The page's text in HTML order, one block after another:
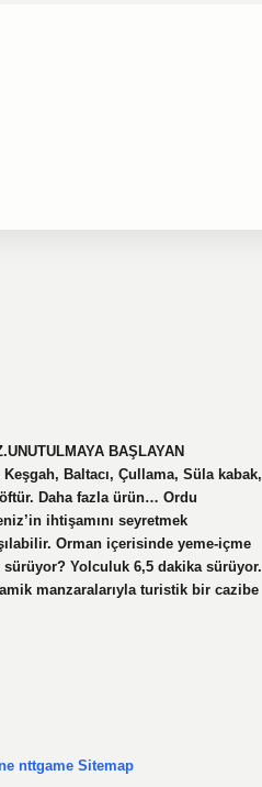
BAŞLAYAN
Baltacı, Çullama, Süla kabak,
Daha fazla ürün… Ordu
ihtişamını seyretmek
Orman içerisinde yeme-içme
Yolculuk 6,5 dakika sürüyor.
manzaralarıyla turistik bir cazibe
nttgame Sitemap